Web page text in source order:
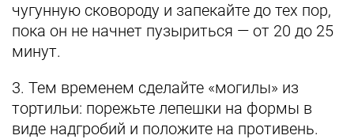
чугунную сковороду и запекайте до тех пор,
пока он не начнет пузыриться — от 20 до 25
минут.
3. Тем временем сделайте «могилы» из
тортильи: порежьте лепешки на формы в
виде надгробий и положите на противень.